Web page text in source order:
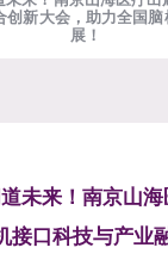
创新大会，助力全国
展！
未来！南京山
接口科技与产业